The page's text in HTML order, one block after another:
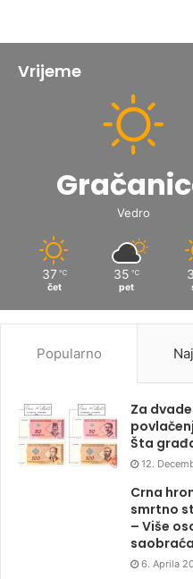
Vrijeme
Vedro
37 ℃
čet
35 ℃
pet
Popularno
Za
Šta
12.
Crna
smrtno
– Više
6. Aprila